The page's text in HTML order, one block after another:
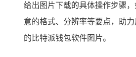
给出图片下载的具体操作步骤
意的格式、分辨率等要点，助
的比特派钱包软件图片。